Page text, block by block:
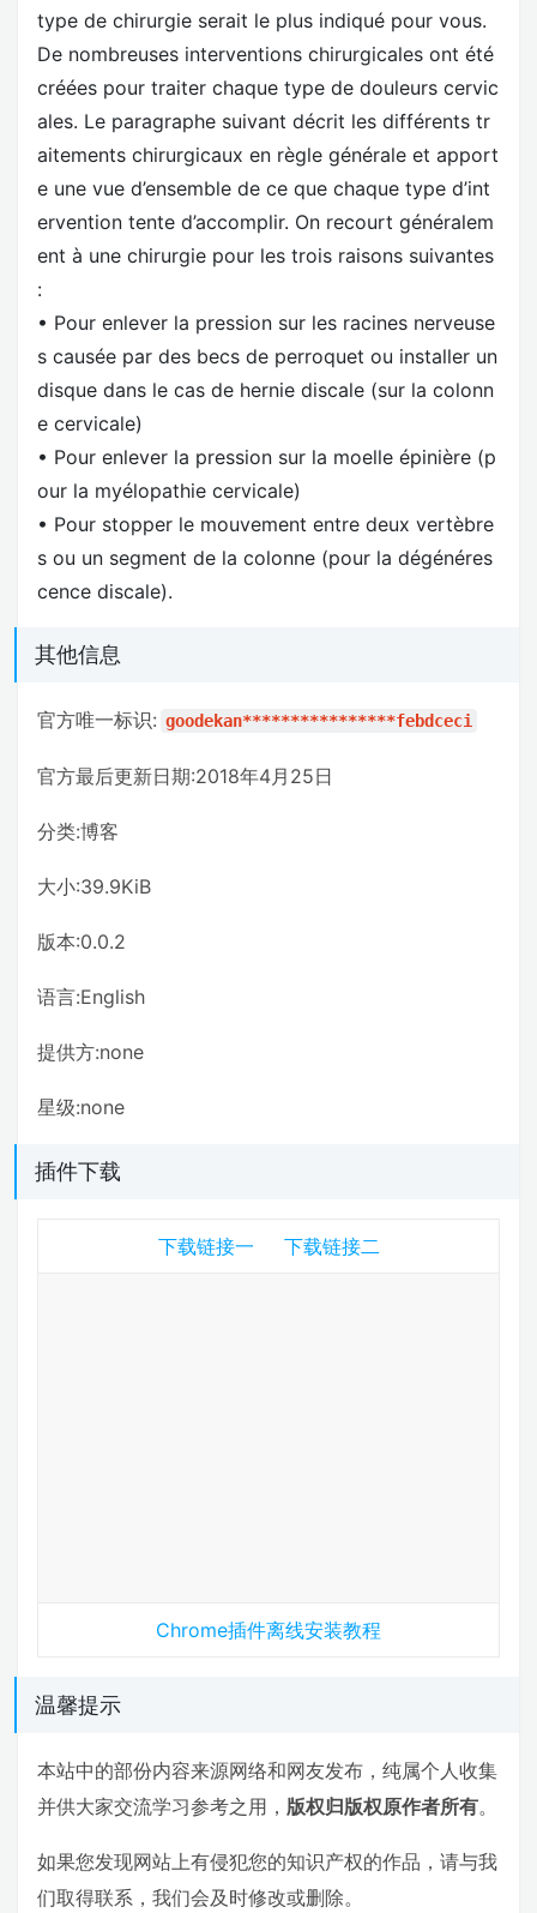
type de chirurgie serait le plus indiqué pour vous.
De nombreuses interventions chirurgicales ont été
créées pour traiter chaque type de douleurs cervic
ales. Le paragraphe suivant décrit les différents tr
aitements chirurgicaux en règle générale et apport
e une vue d’ensemble de ce que chaque type d’int
ervention tente d’accomplir. On recourt généralem
ent à une chirurgie pour les trois raisons suivantes
:
• Pour enlever la pression sur les racines nerveuse
s causée par des becs de perroquet ou installer un
disque dans le cas de hernie discale (sur la colonn
e cervicale)
• Pour enlever la pression sur la moelle épinière (p
our la myélopathie cervicale)
• Pour stopper le mouvement entre deux vertèbre
s ou un segment de la colonne (pour la dégénéres
cence discale).
其他信息
官方唯一标识: goodekan****************febdceci
官方最后更新日期:2018年4月25日
分类:博客
大小:39.9KiB
版本:0.0.2
语言:English
提供方:none
星级:none
插件下载
下载链接一 下载链接二
Chrome插件离线安装教程
温馨提示
本站中的部份内容来源网络和网友发布，纯属个人收集
并供大家交流学习参考之用， 版权归版权原作者所有。
如果您发现网站上有侵犯您的知识产权的作品，请与我
们取得联系，我们会及时修改或删除。